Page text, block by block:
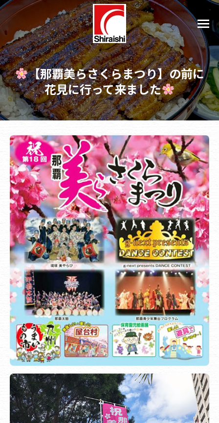
【那覇美らさくらまつり】の前に
花見に行って来ました